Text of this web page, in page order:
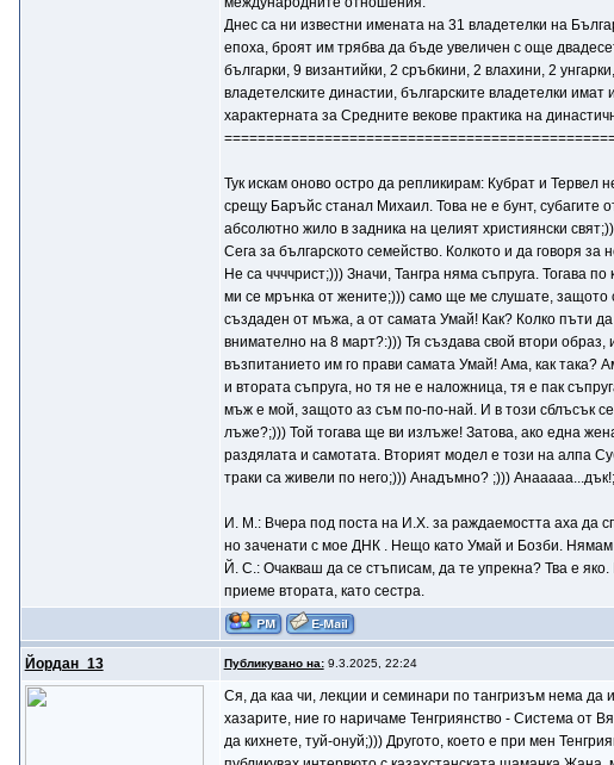
Днес са ни известни имената на 31 владетелки на
епоха, броят им трябва да бъде увеличен с още
българки, 9 византийки, 2 сръбкини, 2 влахини, 2
владетелските династии, българските владетелки имат
характерната за Средните векове практика на
Тук искам оново остро да репликирам: Кубрат и
срещу Баръйс станал Михаил. Това не е бунт, субагите
абсолютно жило в задника на целият християнски
Сега за българското семейство. Колкото и да говоря
Не са ччччрист;))) Значи, Тангра няма съпруга.
ми се мрънка от жените;))) само ще ме слушате, защото
създаден от мъжа, а от самата Умай! Как? Колко пъти
внимателно на 8 март?:))) Тя създава свой втори
възпитанието им го прави самата Умай! Ама, как така?
и втората съпруга, но тя не е наложница, тя е пак
мъж е мой, защото аз съм по-по-най. И в този сблъсък
лъже?;))) Той тогава ще ви излъже! Затова, ако една
раздялата и самотата. Вторият модел е този на алпа
траки са живели по него;))) Анадъмно? ;)))
И. М.: Вчера под поста на И.Х. за раждаемостта аха да
но заченати с мое ДНК . Нещо като Умай и Бозби. Нямам
Й. С.: Очакваш да се стъписам, да те упрекна? Тва е
приеме втората, като сестра.
Йордан_13 Публикувано на:9.3.2025, 22:24
Ся, да каа чи, лекции и семинари по тангризъм нема да
хазарите, ние го наричаме Тенгриянство - Система от
да кихнете, туй-онуй;))) Другото, което е при мен